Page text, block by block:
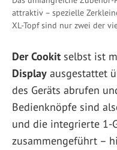
attraktiv – spezielle
XL-Topf sind nur zwei der
Der Cookit selbst ist
Display ausgestattet
des Geräts abrufen
Bedienknöpfe sind
und die integrierte 1-
zusammengeführt –